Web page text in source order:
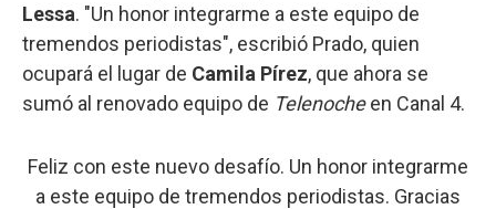
Lessa. "Un honor integrarme a este equipo de
tremendos periodistas", escribió Prado, quien
ocupará el lugar de Camila Pírez, que ahora se
sumó al renovado equipo de Telenocheen Canal 4.
Feliz con este nuevo desafío. Un honor integrarme
a este equipo de tremendos periodistas. Gracias